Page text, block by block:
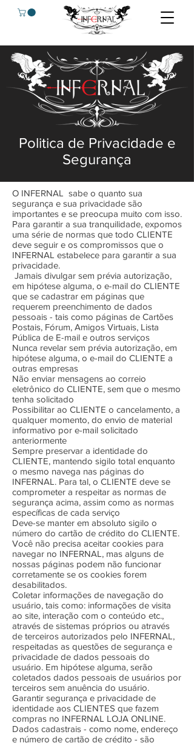
Politica de Privacidade e
Segurança
O INFERNAL sabe o quanto sua
segurança e sua privacidade são
importantes e se preocupa muito com isso.
Para garantir a sua tranquilidade, expomos
uma série de normas que todo CLIENTE
deve seguir e os compromissos que o
INFERNAL estabelece para garantir a sua
privacidade.
Jamais divulgar sem prévia autorização,
em hipótese alguma, o e-mail do CLIENTE
que se cadastrar em páginas que
requerem preenchimento de dados
pessoais - tais como páginas de Cartões
Postais, Fórum, Amigos Virtuais, Lista
Pública de E-mail e outros serviços
Nunca revelar sem prévia autorização, em
hipótese alguma, o e-mail do CLIENTE a
outras empresas
Não enviar mensagens ao correio
eletrônico do CLIENTE, sem que o mesmo
tenha solicitado
Possibilitar ao CLIENTE o cancelamento, a
qualquer momento, do envio de material
informativo por e-mail solicitado
anteriormente
Sempre preservar a identidade do
CLIENTE, mantendo sigilo total enquanto
o mesmo navega nas páginas do
INFERNAL. Para tal, o CLIENTE deve se
comprometer a respeitar as normas de
segurança acima, assim como as normas
específicas de cada serviço
Deve-se manter em absoluto sigilo o
número do cartão de crédito do CLIENTE.
Você não precisa aceitar cookies para
navegar no INFERNAL, mas alguns de
nossas páginas podem não funcionar
corretamente se os cookies forem
desabilitados.
Coletar informações de navegação do
usuário, tais como: informações de visita
ao site, interação com o conteúdo etc.,
através de sistemas próprios ou através
de terceiros autorizados pelo INFERNAL,
respeitadas as questões de segurança e
privacidade de dados pessoais do
usuário. Em hipótese alguma, serão
coletados dados pessoais de usuários por
terceiros sem anuência do usuário.
Garantir segurança e privacidade de
identidade aos CLIENTES que fazem
compras no INFERNAL LOJA ONLINE.
Dados cadastrais - como nome, endereço
e número de cartão de crédito - são